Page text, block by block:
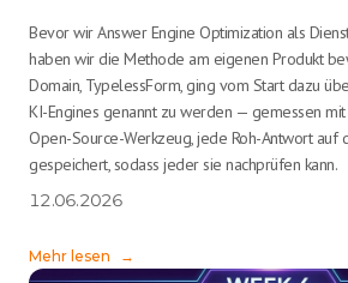
Bevor wir Answer Engine Optimization als
haben wir die Methode am eigenen Produkt
Domain, TypelessForm, ging vom Start dazu
KI-Engines genannt zu werden — gemessen
Open-Source-Werkzeug, jede Roh-Antwort auf
gespeichert, sodass jeder sie nachprüfen kann.
12.06.2026
Mehr lesen →